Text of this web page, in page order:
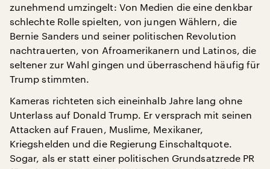
zunehmend umzingelt: Von Medien die eine denkbar
schlechte Rolle spielten, von jungen Wählern, die
Bernie Sanders und seiner politischen Revolution
nachtrauerten, von Afroamerikanern und Latinos, die
seltener zur Wahl gingen und überraschend häufig für
Trump stimmten.
Kameras richteten sich eineinhalb Jahre lang ohne
Unterlass auf Donald Trump. Er versprach mit seinen
Attacken auf Frauen, Muslime, Mexikaner,
Kriegshelden und die Regierung Einschaltquote.
Sogar, als er statt einer politischen Grundsatzrede PR